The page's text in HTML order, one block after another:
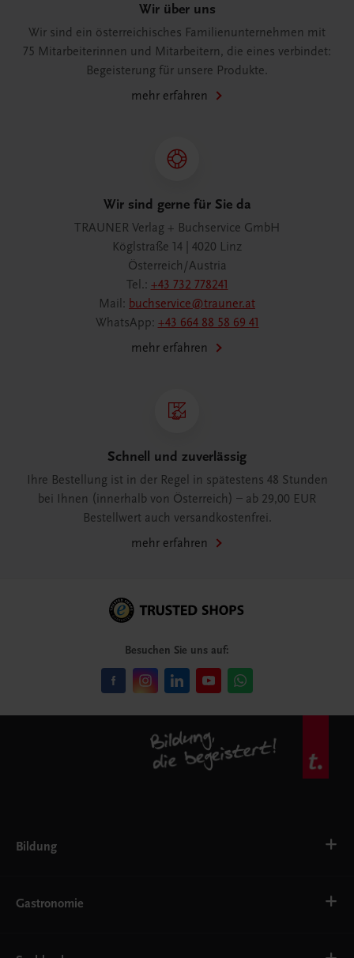
Wir über uns
Wir sind ein österreichisches Familienunternehmen mit
75 Mitarbeiterinnen und Mitarbeitern, die eines verbindet:
Begeisterung für unsere Produkte.
mehr erfahren
Wir sind gerne für Sie da
TRAUNER Verlag + Buchservice GmbH
Köglstraße 14 | 4020 Linz
Österreich/Austria
Tel.: +43 732 778241
Mail: buchservice@trauner.at
WhatsApp: +43 664 88 58 69 41
mehr erfahren
Schnell und zuverlässig
Ihre Bestellung ist in der Regel in spätestens 48 Stunden
bei Ihnen (innerhalb von Österreich) – ab 29,00 EUR
Bestellwert auch versandkostenfrei.
mehr erfahren
Besuchen Sie uns auf:
Bildung
AHS
EWF/ZWF
Gastronomie